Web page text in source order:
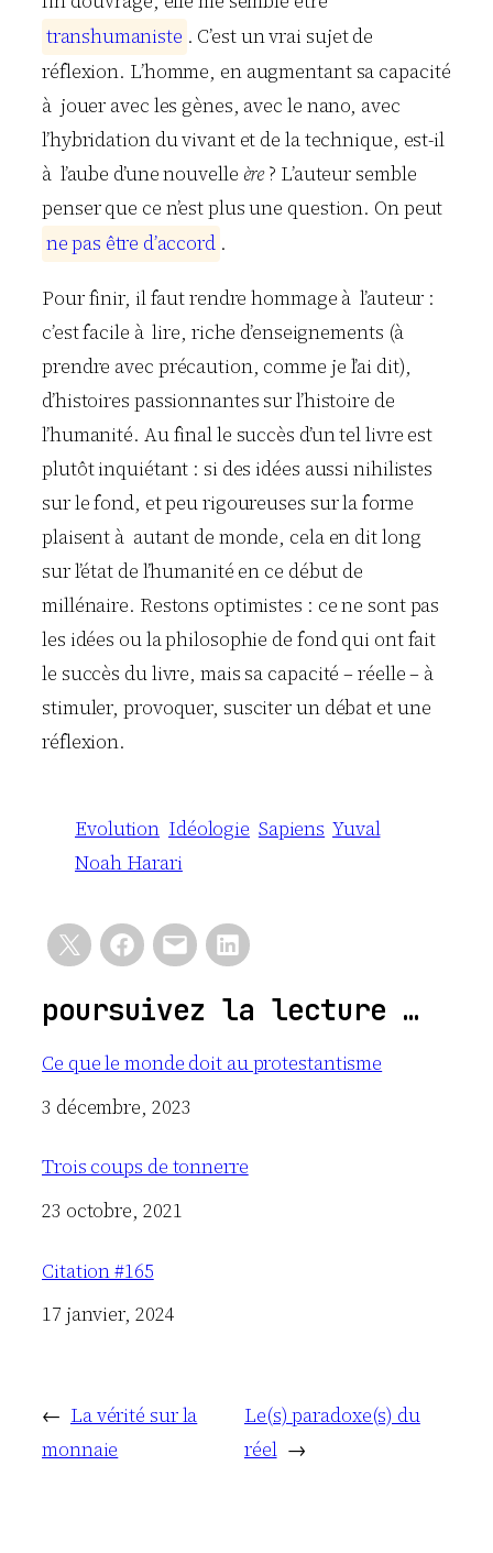
transhumaniste . C’est un vrai sujet de
réflexion. L’homme, en augmentant sa capacité
à jouer avec les gènes, avec le nano, avec
l’hybridation du vivant et de la technique, est-il
à l’aube d’une nouvelle ère? L’auteur semble
penser que ce n’est plus une question. On peut
nepas être d’accord .
Pour finir, il faut rendre hommage à l’auteur :
c’est facile à lire, riche d’enseignements (à
prendre avec précaution, comme je l’ai dit),
d’histoires passionnantes sur l’histoire de
l’humanité. Au final le succès d’un tel livre est
plutôt inquiétant : si des idées aussi nihilistes
sur le fond, et peu rigoureuses sur la forme
plaisent à autant de monde, cela en dit long
sur l’état de l’humanité en ce début de
millénaire. Restons optimistes : ce ne sont pas
les idées ou la philosophie de fond qui ont fait
le succès du livre, mais sa capacité – réelle – à
stimuler, provoquer, susciter un débat et une
réflexion.
Evolution Idéologie Sapiens Yuval
Noah Harari
poursuivez la lecture …
Ce que le monde doit au protestantisme
Date
3 décembre, 2023
Trois coups de tonnerre
Date
23 octobre, 2021
Citation #165
Date
17 janvier, 2024
← La vérité sur la
monnaie
Le(s) paradoxe(s) du
réel →